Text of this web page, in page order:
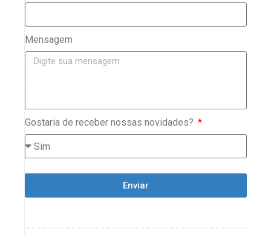
Mensagem
Gostaria de receber nossas novidades?
Enviar